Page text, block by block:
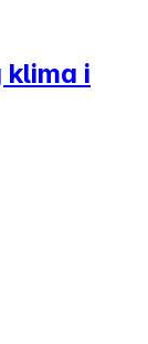
klima i